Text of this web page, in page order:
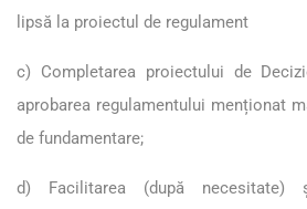
lipsă la proiectul de regulament
c) Completarea proiectului de
aprobarea regulamentului menționat
de fundamentare;
d) Facilitarea (după necesitate)